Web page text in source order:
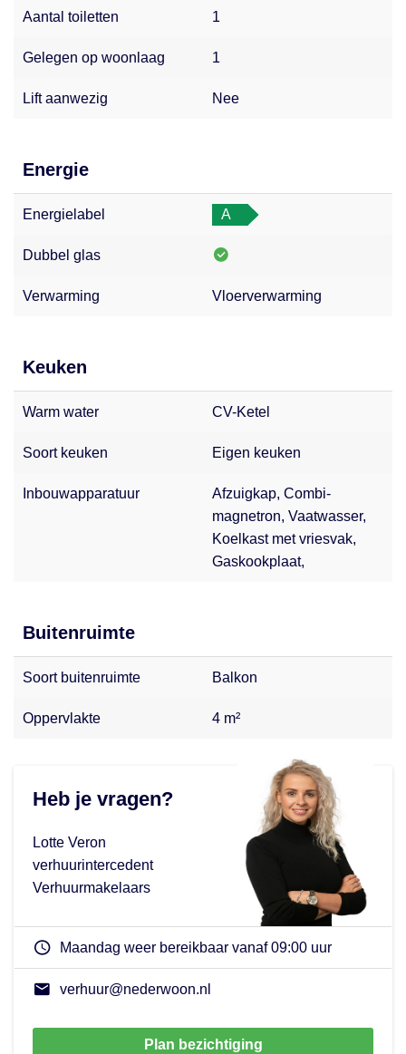
Aantal toiletten 1
Gelegen op woonlaag 1
Lift aanwezig Nee
Energie
Energielabel A
Dubbel glas
Verwarming Vloerverwarming
Keuken
Warm water CV-Ketel
Soort keuken Eigen keuken
Inbouwapparatuur
Afzuigkap, Combi-
magnetron, Vaatwasser,
Koelkast met vriesvak,
Gaskookplaat,
Buitenruimte
Soort buitenruimte Balkon
Oppervlakte 4 m²
Heb je vragen?
Lotte Veron
verhuurintercedent
Verhuurmakelaars
Maandag weer bereikbaar vanaf 09:00 uur
verhuur@nederwoon.nl
Plan bezichtiging